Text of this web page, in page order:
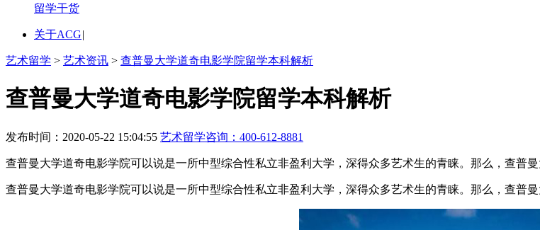
留学干货
关于ACG|
艺术留学 > 艺术资讯 > 查普曼大学道奇电影学院留学本科解析
查普曼大学道奇电影学院留学本科解析
发布时间：2020-05-22 15:04:55 艺术留学咨询： 400-612-8881
查普曼大学道奇电影学院可以说是一所中型综合性私立非盈利大学，深得众多艺术生的青睐。那么，查普
查普曼大学道奇电影学院可以说是一所中型综合性私立非盈利大学，深得众多艺术生的青睐。那么，查普